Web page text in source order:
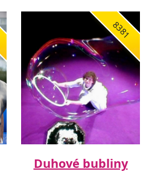
8381
Duhové bubliny